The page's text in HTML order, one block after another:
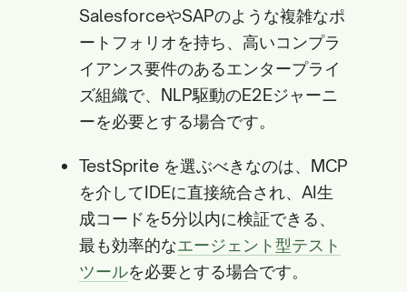
SalesforceやSAPのような複雑なポ
ートフォリオを持ち、高いコンプラ
イアンス要件のあるエンタープライ
ズ組織で、NLP駆動のE2Eジャーニ
ーを必要とする場合です。
TestSprite を選ぶべきなのは、MCP
を介してIDEに直接統合され、AI生
成コードを5分以内に検証できる、
最も効率的なエージェント型テスト
ツールを必要とする場合です。